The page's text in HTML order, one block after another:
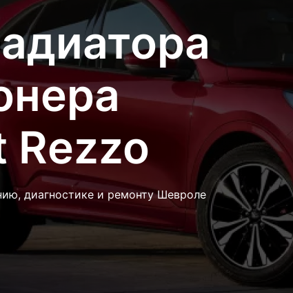
Rezzo
диагностике и ремонту Шевроле